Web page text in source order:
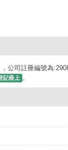
公司註冊編號為
記冊上 。